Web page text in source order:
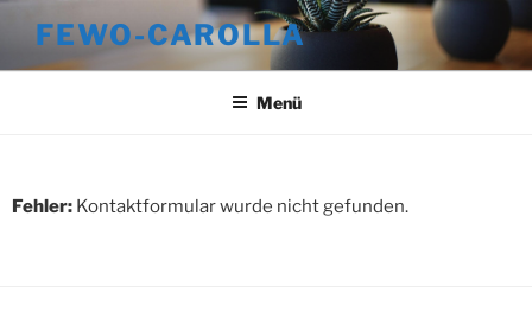
FEWO-CAROLLA
Menü
Fehler: Kontaktformular wurde nicht gefunden.